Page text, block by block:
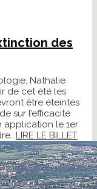
des
Nathalie
de cet été les
être éteintes
sur l’efficacité
application le 1er
LIRE LE BILLET